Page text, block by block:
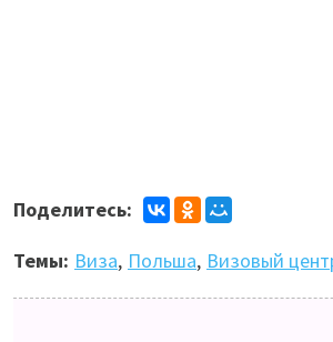
Поделитесь:
Темы: Виза, Польша, Визовый